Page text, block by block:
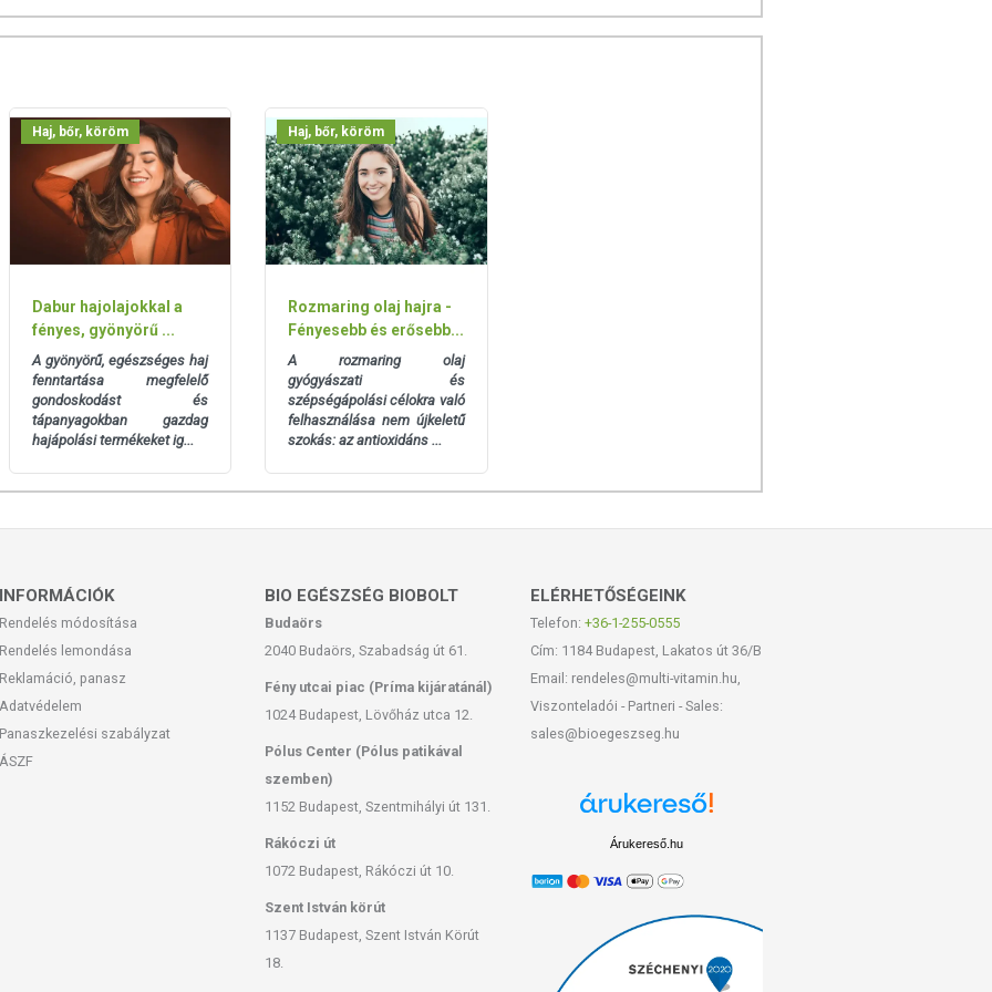
hogy hajszíned fényesen ragyogjon.A természetes
vegán. Nem tartalmaz szilikont, szulfátokat és hasonló
megfelel számodra, ha szereted a Khadi hajfestékek
a hajszíned. Teljesen színtelen – a természetes,
kúraként, vagy időnként regeneráló kezelésként is
vagy kétszer a Khadi növényi hajfesték használata előtt.
a festésre, és hajad egyenletesen fogja felvenni a
90 fokos forró vízzel, míg krémes állagot kapsz. Először a
természetes hajápoló kúrát közvetlenül az olajjal bekent hajra.
a hajon: haladj a hajtövektől a hajvégekig.
természetgyógyászatot a legújabb kozmetikai
Európai Kozmetikai Rendeletnek megfelelően állítjuk elő. Az
natúrkozmetikum értékes összetevőkkel, amelyeket saját
illatanyagoktól és tartósítószerektől, színfokozóktól,
mentesek. Ápolják, védik és erősítik a hajad és
és minősített laboratóriumokban: A Khadi Növényi
Vállalatok Szövetsége (BDIH) minősítette, a nemzetközi
Haj, bőr, köröm
Dabur hajolajokkal a
fényes, gyönyörű ...
A gyönyörű, egészséges haj
fenntartása megfelelő
gondoskodást és
tápanyagokban gazdag
hajápolási termékeket ig...
Haj, bőr, köröm
Rozmaring olaj hajra -
Fényesebb és erősebb...
A rozmaring olaj
gyógyászati és
szépségápolásicélokra való
felhasználása nem újkeletű
szokás: az antioxidáns ...
INFORMÁCIÓK
Rendelés módosítása
Rendelés lemondása
Reklamáció, panasz
Adatvédelem
Panaszkezelési szabályzat
ÁSZF
BIO EGÉSZSÉG BIOBOLT
Budaörs
2040 Budaörs, Szabadság út 61.
Fény utcai piac (Príma kijáratánál)
1024 Budapest, Lövőház utca 12.
Pólus Center (Pólus patikával
szemben)
1152 Budapest, Szentmihályi út 131.
Rákóczi út
1072 Budapest, Rákóczi út 10.
Szent István körút
1137 Budapest, Szent István Körút
18.
ELÉRHETŐSÉGEINK
Telefon: +36-1-255-0555
Cím: 1184 Budapest, Lakatos út 36/B
Email: rendeles@multi-vitamin.hu,
Viszonteladói - Partneri - Sales:
sales@bioegeszseg.hu
Árukereső.hu